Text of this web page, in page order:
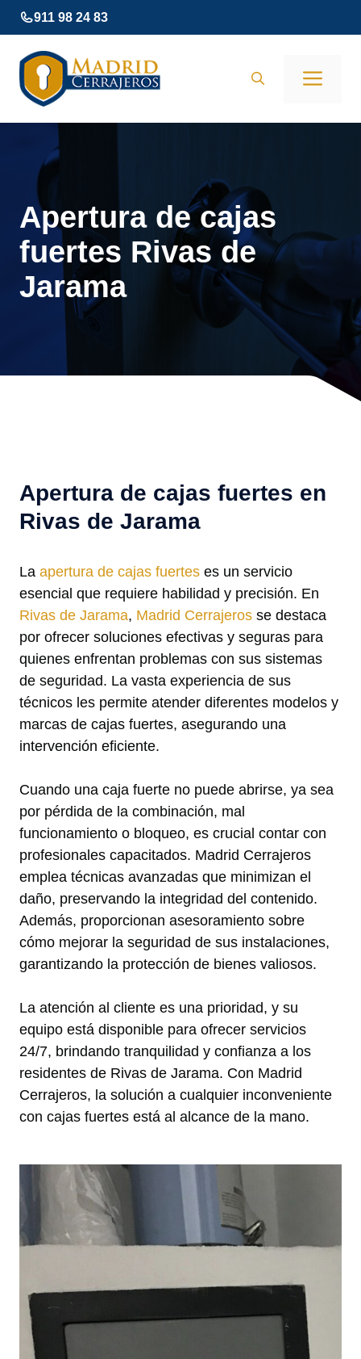
Saltar
al
contenido
911 98 24 83
Apertura de cajas
fuertes Rivas de
Jarama
Apertura de cajas fuertes en
Rivas de Jarama
La apertura de cajas fuertes es un servicio
esencial que requiere habilidad y precisión. En
Rivas de Jarama, Madrid Cerrajeros se destaca
por ofrecer soluciones efectivas y seguras para
quienes enfrentan problemas con sus sistemas
de seguridad. La vasta experiencia de sus
técnicos les permite atender diferentes modelos y
marcas de cajas fuertes, asegurando una
intervención eficiente.
Cuando una caja fuerte no puede abrirse, ya sea
por pérdida de la combinación, mal
funcionamiento o bloqueo, es crucial contar con
profesionales capacitados. Madrid Cerrajeros
emplea técnicas avanzadas que minimizan el
daño, preservando la integridad del contenido.
Además, proporcionan asesoramiento sobre
cómo mejorar la seguridad de sus instalaciones,
garantizando la protección de bienes valiosos.
La atención al cliente es una prioridad, y su
equipo está disponible para ofrecer servicios
24/7, brindando tranquilidad y confianza a los
residentes de Rivas de Jarama. Con Madrid
Cerrajeros, la solución a cualquier inconveniente
con cajas fuertes está al alcance de la mano.